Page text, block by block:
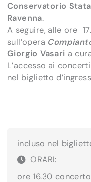
Conservatorio
Ravenna.
A seguire, alle ore
sull’opera
Giorgio Vasari a
L’accesso ai
nel biglietto
incluso nel
ORARI:
ore 16.30 concerto